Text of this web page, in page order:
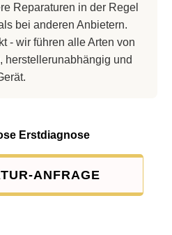
Reparaturen in der Regel
bei anderen Anbietern.
- wir führen alle Arten von
herstellerunabhängig und
Erstdiagnose
ANFRAGE